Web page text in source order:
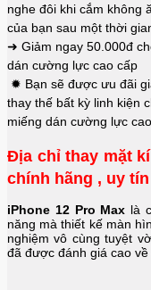
nghe đôi khi cắm không
của bạn sau một thời
➜ Giảm ngay 50.000đ
dán cường lực cao cấp
✹ Bạn sẽ được ưu đãi
thay thế bất kỳ linh kiện
miếng dán cường lực
Địa chỉ thay mặt
chính hãng , uy tín
iPhone 12 Pro Max là
năng mà thiết kế màn
nghiệm vô cùng tuyệt
đã được đánh giá cao